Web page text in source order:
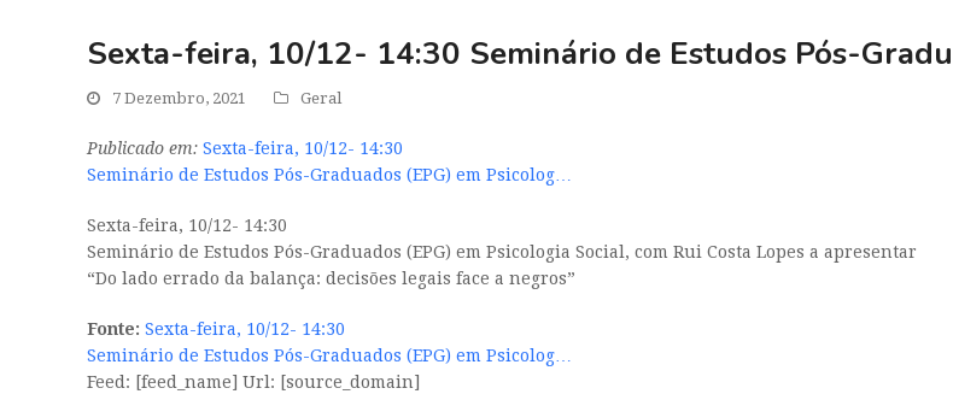
Sexta-feira, 10/12- 14:30 Seminário de Estudos Pós-
7 Dezembro, 2021 Geral
Publicado em: Sexta-feira, 10/12- 14:30
Seminário de Estudos Pós-Graduados (EPG) em Psicolog…
Sexta-feira, 10/12- 14:30
Seminário de Estudos Pós-Graduados (EPG) em Psicologia Social, com Rui Costa Lopes a apresentar
“Do lado errado da balança: decisões legais face a negros”
Fonte: Sexta-feira, 10/12- 14:30
Seminário de Estudos Pós-Graduados (EPG) em Psicolog…
Feed: [feed_name] Url: [source_domain]